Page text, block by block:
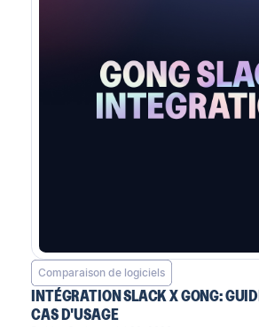
Comparaison de logiciels
INTÉGRATION SLACK X GONG:
CAS D'USAGE